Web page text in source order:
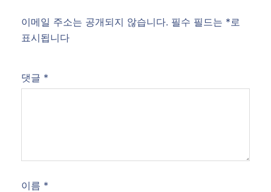
이메일 주소는 공개되지 않습니다. 필수 필드는 * 로
표시됩니다
댓글 *
이름 *